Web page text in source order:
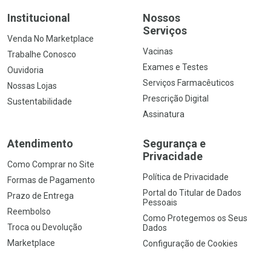
Institucional
Venda No Marketplace
Trabalhe Conosco
Ouvidoria
Nossas Lojas
Sustentabilidade
Nossos
Serviços
Vacinas
Exames e Testes
Serviços Farmacêuticos
Prescrição Digital
Assinatura
Atendimento
Como Comprar no Site
Formas de Pagamento
Prazo de Entrega
Reembolso
Troca ou Devolução
Marketplace
Segurança e
Privacidade
Política de Privacidade
Portal do Titular de Dados
Pessoais
Como Protegemos os Seus
Dados
Configuração de Cookies